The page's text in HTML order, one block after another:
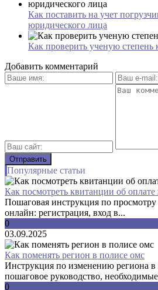
Как поставить на учет
юридического лица
Как проверить ученую степень
Добавить комментарий
Популярные статьи
Как посмотреть квитанции об оплате
Пошаговая инструкция по
онлайн: регистрация, вход в...
0
03.09.2025
Как поменять регион в полисе омс
Инструкция по изменению региона
пошаговое руководство,
0